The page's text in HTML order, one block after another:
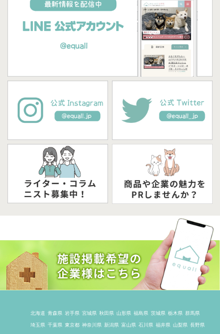
北海道 青森県 岩手県 宮城県 秋田県 山形県 福島県 茨城県 栃木県 群馬県
埼玉県 千葉県 東京都 神奈川県 新潟県 富山県 石川県 福井県 山梨県 長野県